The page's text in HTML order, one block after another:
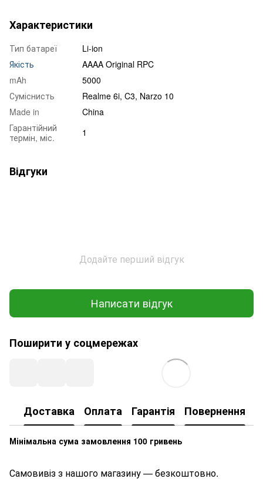
Характеристики
Тип батареї
Li-ion
Якість
AAAA Original RPC
mAh
5000
Суміснисть
Realme 6i, C3, Narzo 10
Made in
China
Гарантійний
термін, міс.
1
Відгуки
Додайте перший відгук
Написати відгук
Поширити у соцмережах
Доставка Оплата Гарантія Повернення
Мінімальна сума замовлення 100 гривень
Самовивіз з нашого магазину — безкоштовно.